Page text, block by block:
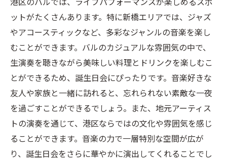
バルのテーマと雰囲気を確認
誕生日会にぴったりのバルのロケーション
港区バルの予約情報をチェック
特別なリクエストに対応可能なバル
港区バルの口コミを参考に
最適なバルを選ぶための下見のポイント
バルの魅力を活かした港区の誕生日会プラン
テーマごとのバルプラン
港区バルの特別メニューを楽しむプラン
ットがたくさんあります。特に新橋エリアでは、ジャズ
やアコースティックなど、多彩なジャンルの音楽を楽し
むことができます。バルのカジュアルな雰囲気の中で、
生演奏を聴きながら美味しい料理とドリンクを楽しむこ
とができるため、誕生日会にぴったりです。音楽好きな
友人や家族と一緒に訪れると、忘れられない素敵な一夜
を過ごすことができるでしょう。また、地元アーティス
トの演奏を通じて、港区ならではの文化や雰囲気を感じ
ることができます。音楽の力で一層特別な空間が広が
り、誕生日会をさらに華やかに演出してくれることでし